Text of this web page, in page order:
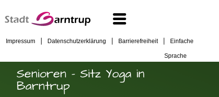
Impressum Datenschutzerklärung Barrierefreiheit Einfache
Sprache
Senioren - Sitz Yoga in
Barntrup